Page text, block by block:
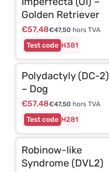
H381
Golden Retriever
€57,48€47,50 hors TVA
H281
Polydactyly (DC-2)
– Dog
€57,48€47,50 hors TVA
Robinow-like
Syndrome (DVL2)